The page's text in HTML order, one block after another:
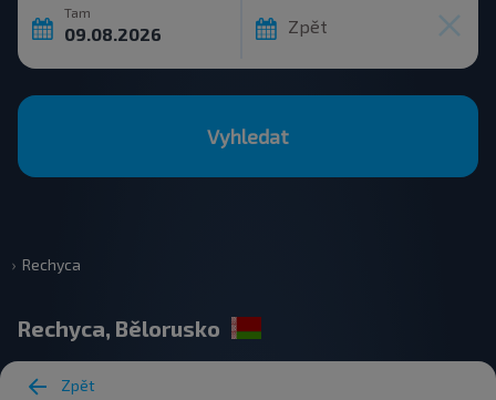
Tam
Zpět
Vyhledat
Rechyca
Rechyca, Bělorusko
Zpět